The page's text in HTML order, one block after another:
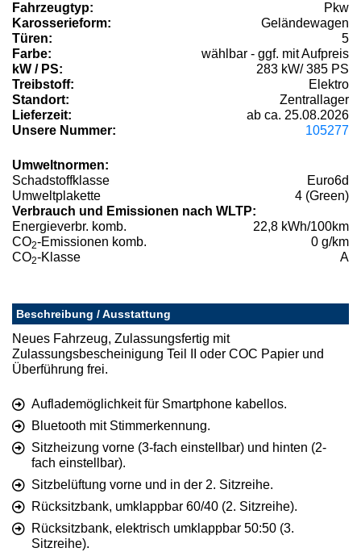
Fahrzeugtyp:
Pkw
Karosserieform:
Geländewagen
Türen:
5
Farbe:
wählbar - ggf. mit Aufpreis
kW / PS:
283 kW/ 385 PS
Treibstoff:
Elektro
Standort:
Zentrallager
Lieferzeit:
ab ca. 25.08.2026
Unsere Nummer:
105277
Umweltnormen:
Schadstoffklasse
Euro6d
Umweltplakette
4 (Green)
Verbrauch und Emissionen nach WLTP:
Energieverbr. komb.
22,8 kWh/100km
CO2-Emissionen komb.
0 g/km
CO2-Klasse A
Beschreibung / Ausstattung
Neues Fahrzeug, Zulassungsfertig mit
Zulassungsbescheinigung Teil II oder COC Papier und
Überführung frei.
Auflademöglichkeit für Smartphone kabellos.
Bluetooth mit Stimmerkennung.
Sitzheizung vorne (3-fach einstellbar) und hinten (2-
fach einstellbar).
Sitzbelüftung vorne und in der 2. Sitzreihe.
Rücksitzbank, umklappbar 60/40 (2. Sitzreihe).
Rücksitzbank, elektrisch umklappbar 50:50 (3.
Sitzreihe).